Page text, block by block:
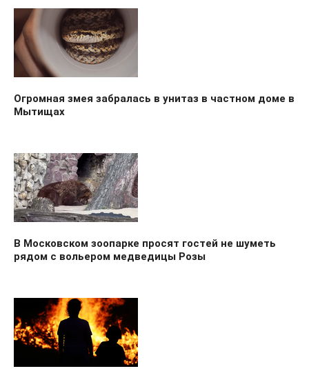
Огромная змея забралась в унитаз в частном доме в
Мытищах
В Московском зоопарке просят гостей не шуметь
рядом с вольером медведицы Розы